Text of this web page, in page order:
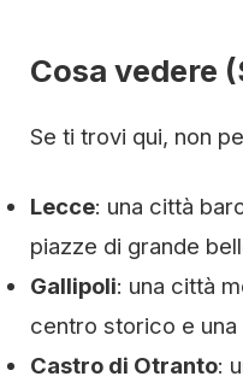
Cosa vedere
Se ti trovi qui, non
Lecce: una città
piazze di grande
Gallipoli: una città
centro storico e una
Castro di Otranto: